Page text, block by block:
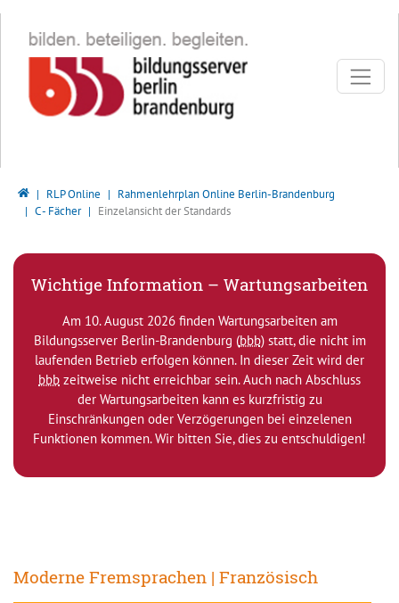
Bildungsserver Berlin - Brandenburg
RLP Online
Rahmenlehrplan Online Berlin-Brandenburg
C - Fächer
Einzelansicht der Standards
Wichtige Information – Wartungsarbeiten
Am 10. August 2026 finden Wartungsarbeiten am
Bildungsserver Berlin-Brandenburg (bbb) statt, die nicht im
laufenden Betrieb erfolgen können. In dieser Zeit wird der
bbb zeitweise nicht erreichbar sein. Auch nach Abschluss
der Wartungsarbeiten kann es kurzfristig zu
Einschränkungen oder Verzögerungen bei einzelenen
Funktionen kommen. Wir bitten Sie, dies zu entschuldigen!
Moderne Fremsprachen | Französisch